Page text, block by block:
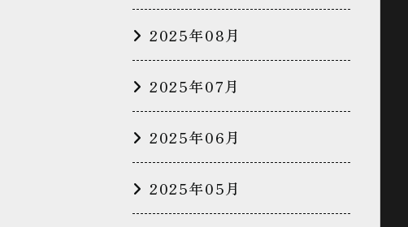
2025年08月
2025年07月
2025年06月
2025年05月